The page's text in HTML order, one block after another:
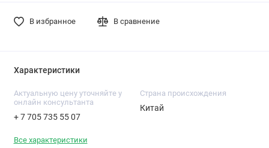
В избранное В сравнение
Характеристики
Актуальную цену уточняйте у
онлайн консультанта
+ 7 705 735 55 07
Cтрана происхождения
Китай
Все характеристики